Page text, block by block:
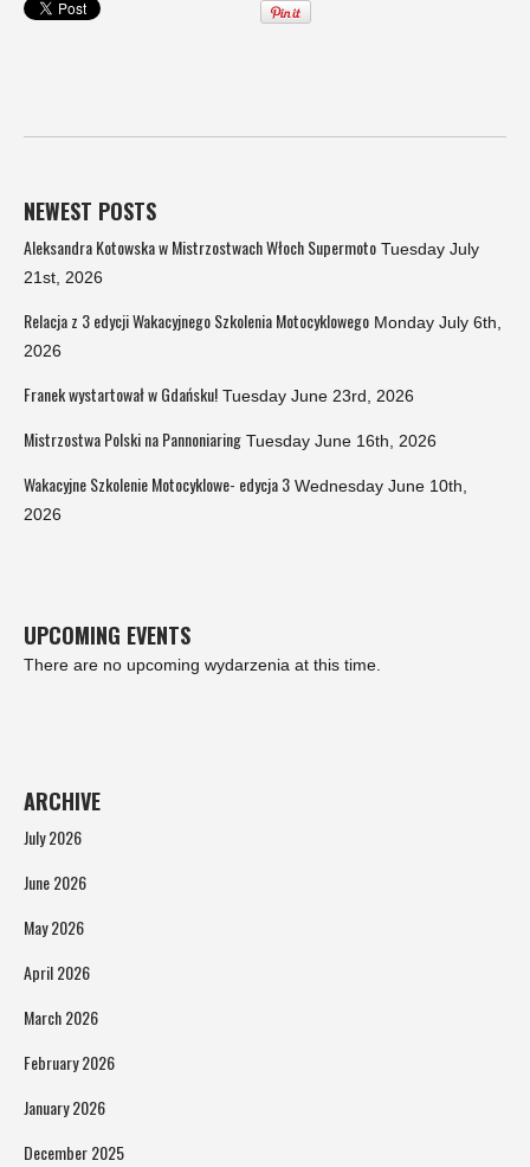
NEWEST POSTS
Aleksandra Kotowska w Mistrzostwach Włoch Supermoto Tuesday July
21st, 2026
Relacja z 3 edycji Wakacyjnego Szkolenia Motocyklowego Monday July 6th,
2026
Franek wystartował w Gdańsku! Tuesday June 23rd, 2026
Mistrzostwa Polski na Pannoniaring Tuesday June 16th, 2026
Wakacyjne Szkolenie Motocyklowe- edycja 3 Wednesday June 10th,
2026
UPCOMING EVENTS
There are no upcoming wydarzenia at this time.
ARCHIVE
July 2026
June 2026
May 2026
April 2026
March 2026
February 2026
January 2026
December 2025